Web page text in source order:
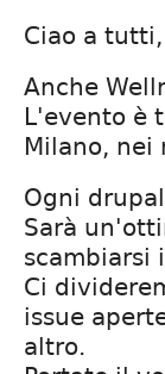
Ciao a tutti,
Anche
L'evento è
Milano, nei
Ogni
Sarà
scambiarsi
Ci
issue
altro.